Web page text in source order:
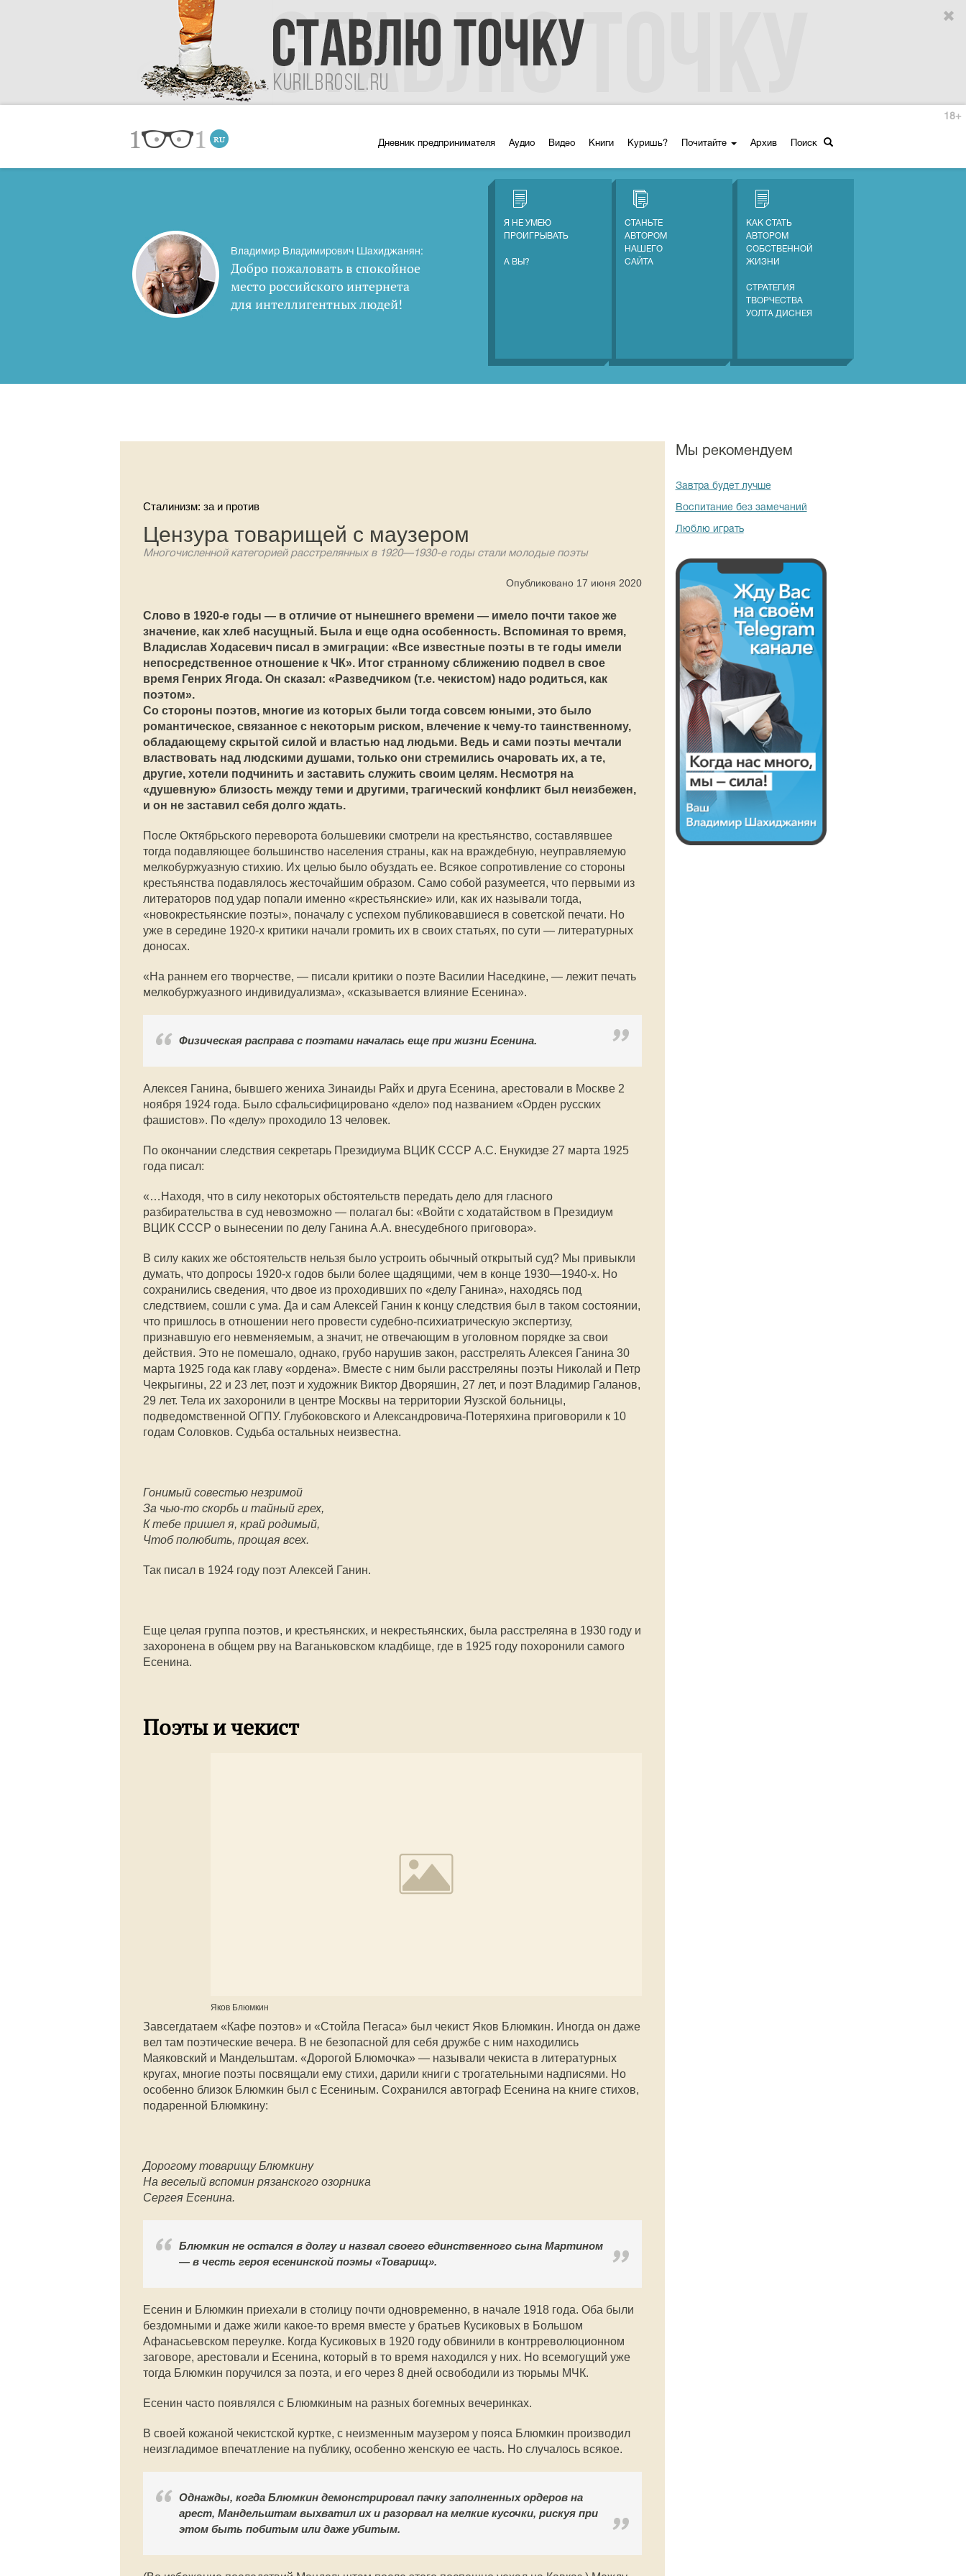
Дневник предпринимателя Аудио Видео Книги Куришь? Почитайте Архив Поиск
18+
Владимир Владимирович Шахиджанян:
Добро пожаловать в спокойное
место российского интернета
для интеллигентных людей!
Я НЕ УМЕЮ
ПРОИГРЫВАТЬ
А ВЫ?
СТАНЬТЕ
АВТОРОМ
НАШЕГО
САЙТА
КАК СТАТЬ
АВТОРОМ
СОБСТВЕННОЙ
ЖИЗНИ
СТРАТЕГИЯ
ТВОРЧЕСТВА
УОЛТА ДИСНЕЯ
Сталинизм: за и против
Цензура товарищей с маузером
Многочисленной категорией расстрелянных в 1920—1930-е годы стали молодые поэты
Опубликовано 17 июня 2020
Слово в 1920-е годы — в отличие от нынешнего времени — имело почти такое же
значение, как хлеб насущный. Была и еще одна особенность. Вспоминая то время,
Владислав Ходасевич писал в эмиграции: «Все известные поэты в те годы имели
непосредственное отношение к ЧК». Итог странному сближению подвел в свое
время Генрих Ягода. Он сказал: «Разведчиком (т.е. чекистом) надо родиться, как
поэтом».
Со стороны поэтов, многие из которых были тогда совсем юными, это было
романтическое, связанное с некоторым риском, влечение к чему-то таинственному,
обладающему скрытой силой и властью над людьми. Ведь и сами поэты мечтали
властвовать над людскими душами, только они стремились очаровать их, а те,
другие, хотели подчинить и заставить служить своим целям. Несмотря на
«душевную» близость между теми и другими, трагический конфликт был неизбежен,
и он не заставил себя долго ждать.
После Октябрьского переворота большевики смотрели на крестьянство, составлявшее
тогда подавляющее большинство населения страны, как на враждебную, неуправляемую
мелкобуржуазную стихию. Их целью было обуздать ее. Всякое сопротивление со стороны
крестьянства подавлялось жесточайшим образом. Само собой разумеется, что первыми из
литераторов под удар попали именно «крестьянские» или, как их называли тогда,
«новокрестьянские поэты», поначалу с успехом публиковавшиеся в советской печати. Но
уже в середине 1920-х критики начали громить их в своих статьях, по сути — литературных
доносах.
«На раннем его творчестве, — писали критики о поэте Василии Наседкине, — лежит печать
мелкобуржуазного индивидуализма», «сказывается влияние Есенина».
Физическая расправа с поэтами началась еще при жизни Есенина.
Алексея Ганина, бывшего жениха Зинаиды Райх и друга Есенина, арестовали в Москве 2
ноября 1924 года. Было сфальсифицировано «дело» под названием «Орден русских
фашистов». По «делу» проходило 13 человек.
По окончании следствия секретарь Президиума ВЦИК СССР А.С. Енукидзе 27 марта 1925
года писал:
«…Находя, что в силу некоторых обстоятельств передать дело для гласного
разбирательства в суд невозможно — полагал бы: «Войти с ходатайством в Президиум
ВЦИК СССР о вынесении по делу Ганина А.А. внесудебного приговора».
В силу каких же обстоятельств нельзя было устроить обычный открытый суд? Мы привыкли
думать, что допросы 1920-х годов были более щадящими, чем в конце 1930—1940-х. Но
сохранились сведения, что двое из проходивших по «делу Ганина», находясь под
следствием, сошли с ума. Да и сам Алексей Ганин к концу следствия был в таком состоянии,
что пришлось в отношении него провести судебно-психиатрическую экспертизу,
признавшую его невменяемым, а значит, не отвечающим в уголовном порядке за свои
действия. Это не помешало, однако, грубо нарушив закон, расстрелять Алексея Ганина 30
марта 1925 года как главу «ордена». Вместе с ним были расстреляны поэты Николай и Петр
Чекрыгины, 22 и 23 лет, поэт и художник Виктор Дворяшин, 27 лет, и поэт Владимир Галанов,
29 лет. Тела их захоронили в центре Москвы на территории Яузской больницы,
подведомственной ОГПУ. Глубоковского и Александровича-Потеряхина приговорили к 10
годам Соловков. Судьба остальных неизвестна.
Гонимый совестью незримой
За чью-то скорбь и тайный грех,
К тебе пришел я, край родимый,
Чтоб полюбить, прощая всех.
Так писал в 1924 году поэт Алексей Ганин.
Еще целая группа поэтов, и крестьянских, и некрестьянских, была расстреляна в 1930 году и
захоронена в общем рву на Ваганьковском кладбище, где в 1925 году похоронили самого
Есенина.
Поэты и чекист
Яков Блюмкин
Завсегдатаем «Кафе поэтов» и «Стойла Пегаса» был чекист Яков Блюмкин. Иногда он даже
вел там поэтические вечера. В не безопасной для себя дружбе с ним находились
Маяковский и Мандельштам. «Дорогой Блюмочка» — называли чекиста в литературных
кругах, многие поэты посвящали ему стихи, дарили книги с трогательными надписями. Но
особенно близок Блюмкин был с Есениным. Сохранился автограф Есенина на книге стихов,
подаренной Блюмкину:
Дорогому товарищу Блюмкину
На веселый вспомин рязанского озорника
Сергея Есенина.
Блюмкин не остался в долгу и назвал своего единственного сына Мартином
— в честь героя есенинской поэмы «Товарищ».
Есенин и Блюмкин приехали в столицу почти одновременно, в начале 1918 года. Оба были
бездомными и даже жили какое-то время вместе у братьев Кусиковых в Большом
Афанасьевском переулке. Когда Кусиковых в 1920 году обвинили в контрреволюционном
заговоре, арестовали и Есенина, который в то время находился у них. Но всемогущий уже
тогда Блюмкин поручился за поэта, и его через 8 дней освободили из тюрьмы МЧК.
Есенин часто появлялся с Блюмкиным на разных богемных вечеринках.
В своей кожаной чекистской куртке, с неизменным маузером у пояса Блюмкин производил
неизгладимое впечатление на публику, особенно женскую ее часть. Но случалось всякое.
Однажды, когда Блюмкин демонстрировал пачку заполненных ордеров на
арест, Мандельштам выхватил их и разорвал на мелкие кусочки, рискуя при
этом быть побитым или даже убитым.
Мы рекомендуем
Завтра будет лучше
Воспитание без замечаний
Люблю играть